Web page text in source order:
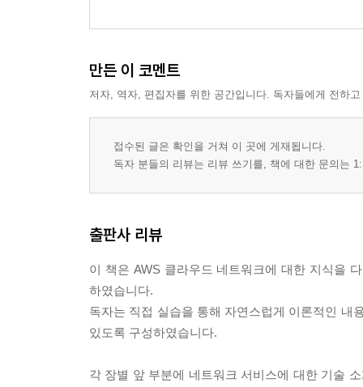
퍼블릭 서브넷 VPC 생성
게이트웨이 엔드포인트 생성 및 검증
인터페이스 엔드포인트 생성 및 검증
3. [실습 3-2] 엔드포인트 서비스로 프라이빗 링크
엔드포인트 서비스 검증
만든 이 코멘트
저자, 역자, 편집자를 위한 공간입니다. 독자들에게 전하
접수된 글은 확인을 거쳐 이 곳에 게재됩니다.
독자 분들의 리뷰는 리뷰 쓰기를, 책에 대한 문의는
출판사 리뷰
이 책은 AWS 클라우드 네트워크에 대한 지식을
하였습니다.
독자는 직접 실습을 통해 자연스럽게 이론적인 내
있도록 구성하였습니다.
각 장별 앞 부분에 네트워크 서비스에 대한 기술